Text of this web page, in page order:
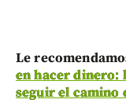
Le
en hacer dinero:
seguir el camino